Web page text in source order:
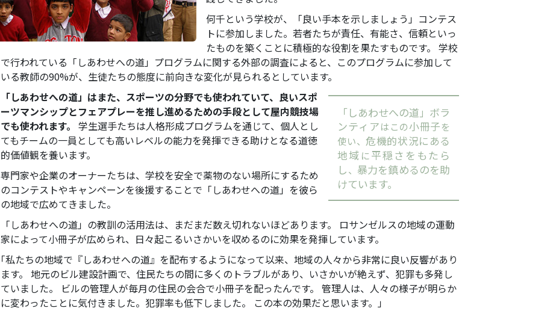
何千という学校が、「良い手本を示しましょう」コンテス
トに参加しました。若者たちが責任、有能さ、信頼といっ
たものを築くことに積極的な役割を果たすものです。 学校
で行われている「しあわせへの道」プログラムに関する外部の調査によると、このプログラムに参加して
いる教師の90%が、生徒たちの態度に前向きな変化が見られるとしています。
「しあわせへの道」ボラ
ンティアはこの小冊子を
使い、危機的状況にある
地域 に平穏さをもたら
し、 暴力を鎮めるのを助
けています。
「しあわせへの道」はまた、スポーツの分野でも使われていて、良いスポ
ーツマンシップとフェアプレーを推し進めるための手段として屋内競技場
でも使われます。 学生選手たちは人格形成プログラムを通じて、個人とし
てもチームの一員としても高いレベルの能力を発揮できる助けとなる道徳
的価値観を養います。
専門家や企業のオーナーたちは、学校を安全で薬物のない場所にするため
のコンテストやキャンペーンを後援することで「しあわせへの道」を彼ら
の地域で広めてきました。
「しあわせへの道」の教訓の活用法は、まだまだ数え切れないほどあります。
ロサンゼルスの地域の運動
家によって小冊子が広められ、日々起こるいさかいを収めるのに効果を発揮しています。
｢私たちの地域で『しあわせへの道』を配布するようになって以来、地域の人々から非常に良い反響があり
ます。 地元のビル建設計画で、住民たちの間に多くのトラブルがあり、いさかいが絶えず、犯罪も多発し
ていました。 ビルの管理人が毎月の住民の会合で小冊子を配ったんです。 管理人は、人々の様子が明らか
に変わったことに気付きました。犯罪率も低下しました。 この本の効果だと思います。」